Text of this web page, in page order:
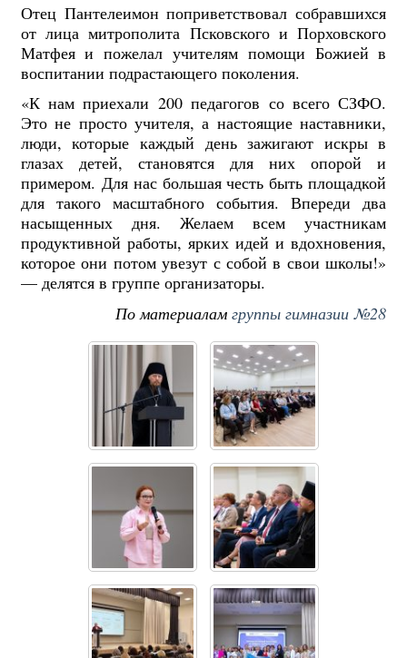
Отец Пантелеимон поприветствовал собравшихся
от лица митрополита Псковского и Порховского
Матфея и пожелал учителям помощи Божией в
воспитании подрастающего поколения.
«К нам приехали 200 педагогов со всего СЗФО.
Это не просто учителя, а настоящие наставники,
люди, которые каждый день зажигают искры в
глазах детей, становятся для них опорой и
примером. Для нас большая честь быть площадкой
для такого масштабного события. Впереди два
насыщенных дня. Желаем всем участникам
продуктивной работы, ярких идей и вдохновения,
которое они потом увезут с собой в свои школы!»
— делятся в группе организаторы.
По материаламгруппы гимназии №28